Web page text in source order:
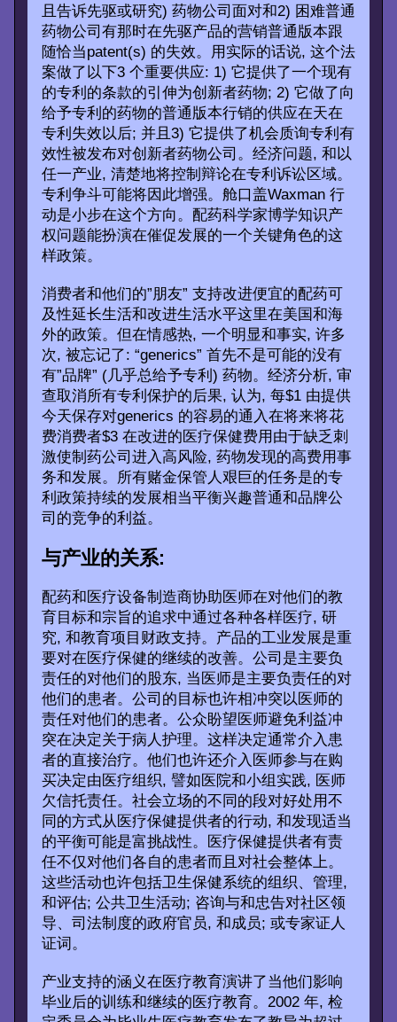
且告诉先驱或研究) 药物公司面对和2) 困难普通
药物公司有那时在先驱产品的营销普通版本跟
随恰当patent(s) 的失效。用实际的话说, 这个法
案做了以下3 个重要供应: 1) 它提供了一个现有
的专利的条款的引伸为创新者药物; 2) 它做了向
给予专利的药物的普通版本行销的供应在天在
专利失效以后; 并且3) 它提供了机会质询专利有
效性被发布对创新者药物公司。经济问题, 和以
任一产业, 清楚地将控制辩论在专利诉讼区域。
专利争斗可能将因此增强。舱口盖Waxman 行
动是小步在这个方向。配药科学家博学知识产
权问题能扮演在催促发展的一个关键角色的这
样政策。
消费者和他们的”朋友” 支持改进便宜的配药可
及性延长生活和改进生活水平这里在美国和海
外的政策。但在情感热, 一个明显和事实, 许多
次, 被忘记了: “generics” 首先不是可能的没有
有”品牌” (几乎总给予专利) 药物。经济分析, 审
查取消所有专利保护的后果, 认为, 每$1 由提供
今天保存对generics 的容易的通入在将来将花
费消费者$3 在改进的医疗保健费用由于缺乏刺
激使制药公司进入高风险, 药物发现的高费用事
务和发展。所有赌金保管人艰巨的任务是的专
利政策持续的发展相当平衡兴趣普通和品牌公
司的竞争的利益。
与产业的关系:
配药和医疗设备制造商协助医师在对他们的教
育目标和宗旨的追求中通过各种各样医疗, 研
究, 和教育项目财政支持。产品的工业发展是重
要对在医疗保健的继续的改善。公司是主要负
责任的对他们的股东, 当医师是主要负责任的对
他们的患者。公司的目标也许相冲突以医师的
责任对他们的患者。公众盼望医师避免利益冲
突在决定关于病人护理。这样决定通常介入患
者的直接治疗。他们也许还介入医师参与在购
买决定由医疗组织, 譬如医院和小组实践, 医师
欠信托责任。社会立场的不同的段对好处用不
同的方式从医疗保健提供者的行动, 和发现适当
的平衡可能是富挑战性。医疗保健提供者有责
任不仅对他们各自的患者而且对社会整体上。
这些活动也许包括卫生保健系统的组织、管理,
和评估; 公共卫生活动; 咨询与和忠告对社区领
导、司法制度的政府官员, 和成员; 或专家证人
证词。
产业支持的涵义在医疗教育演讲了当他们影响
毕业后的训练和继续的医疗教育。2002 年, 检